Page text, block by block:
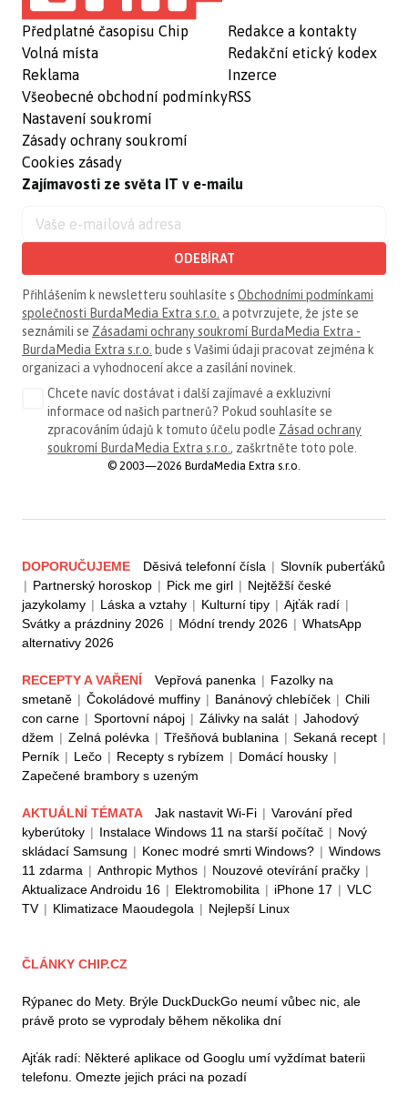
Předplatné časopisu Chip
Volná místa
Reklama
Všeobecné obchodní podmínky
Nastavení soukromí
Zásady ochrany soukromí
Cookies zásady
Redakce a kontakty
Redakční etický kodex
Inzerce
RSS
Zajímavosti ze světa IT v e-mailu
ODEBÍRAT
Přihlášením k newsletteru souhlasíte s Obchodními podmínkami
společnosti BurdaMedia Extra s.r.o. a potvrzujete, že jste se
seznámili se Zásadami ochrany soukromí BurdaMedia Extra -
BurdaMedia Extra s.r.o. bude s Vašimi údaji pracovat zejména k
organizaci a vyhodnocení akce a zasílání novinek.
Chcete navíc dostávat i další zajímavé a exkluzivní
informace od našich partnerů? Pokud souhlasíte se
zpracováním údajů k tomuto účelu podle Zásad ochrany
soukromí BurdaMedia Extra s.r.o., zaškrtněte toto pole.
© 2003—2026 BurdaMedia Extra s.r.o.
DOPORUČUJEME Děsivá telefonní čísla | Slovník puberťáků
| Partnerský horoskop | Pick me girl | Nejtěžší české
jazykolamy | Láska a vztahy | Kulturní tipy | Ajťák radí |
Svátky a prázdniny 2026 | Módní trendy 2026 | WhatsApp
alternativy 2026
RECEPTY A VAŘENÍ Vepřová panenka | Fazolky na
smetaně | Čokoládové muffiny | Banánový chlebíček | Chili
con carne | Sportovní nápoj | Zálivky na salát | Jahodový
džem | Zelná polévka | Třešňová bublanina | Sekaná recept |
Perník | Lečo | Recepty s rybízem | Domácí housky |
Zapečené brambory s uzeným
AKTUÁLNÍ TÉMATA Jak nastavit Wi-Fi | Varování před
kyberútoky | Instalace Windows 11 na starší počítač | Nový
skládací Samsung | Konec modré smrti Windows? | Windows
11 zdarma | Anthropic Mythos | Nouzové otevírání pračky |
Aktualizace Androidu 16 | Elektromobilita | iPhone 17 | VLC
TV | Klimatizace Maoudegola | Nejlepší Linux
ČLÁNKY CHIP.CZ
Rýpanec do Mety. Brýle DuckDuckGo neumí vůbec nic, ale
právě proto se vyprodaly během několika dní
Ajťák radí: Některé aplikace od Googlu umí vyždímat baterii
telefonu. Omezte jejich práci na pozadí